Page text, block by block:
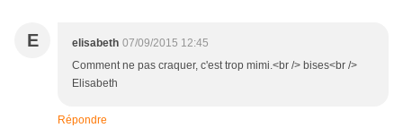
E elisabeth 07/09/2015 12:45
Comment ne pas craquer, c'est trop mimi.<br /> bises<br />
Elisabeth
Répondre